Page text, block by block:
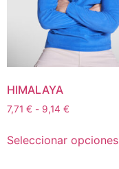
HIMALAYA
7,71 € - 9,14 €
Seleccionar opciones